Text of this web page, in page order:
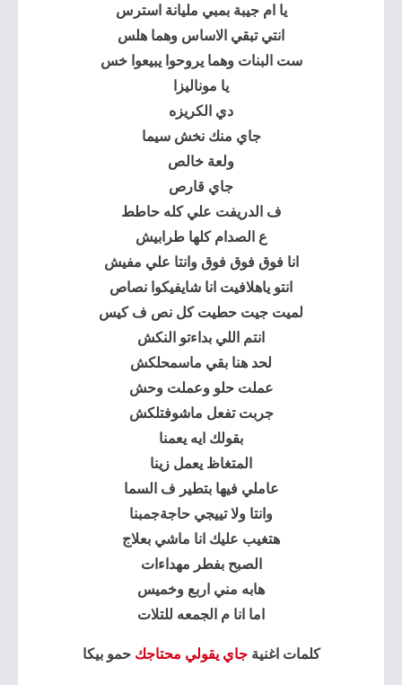
يا ام جيبة بمبي مليانة استرس
انتي تبقي الاساس وهما هلس
ست البنات وهما يروحوا يبيعوا خس
يا موناليزا
دي الكريزه
جاي منك نخش سيما
ولعة خالص
جاي قارص
ف الدريفت علي كله حاطط
ع الصدام كلها طرابيش
انا فوق فوق فوق وانتا علي مفيش
انتو ياهلافيت انا شايفيكوا نصاص
لميت جيت حطيت كل نص ف كيس
انتم اللي بداءتو النكش
لحد هنا بقي ماسمحلكش
عملت حلو وعملت وحش
جربت تفعل ماشوفتلكش
بقولك ايه يعمنا
المتغاظ يعمل زينا
عاملي فيها بتطير ف السما
وانتا ولا تييجي حاجةجمبنا
هتغيب عليك انا ماشي بعلاج
الصبح بفطر مهداءات
هابه مني اربع وخميس
اما انا م الجمعه للتلات
كلمات اغنيةجاي يقولي محتاجك حمو بيكا